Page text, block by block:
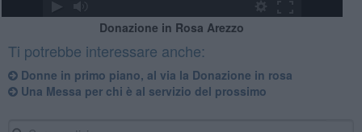
Donazione in Rosa Arezzo
Ti potrebbe interessare anche:
Donne in primo piano, al via la Donazione in rosa
Una Messa per chi è al servizio del prossimo